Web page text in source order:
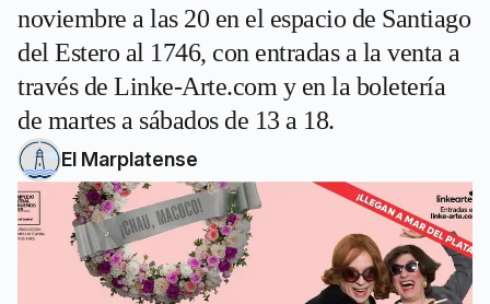
noviembre a las 20 en el espacio de Santiago
del Estero al 1746, con entradas a la venta a
través de Linke-Arte.com y en la boletería
de martes a sábados de 13 a 18.
El Marplatense